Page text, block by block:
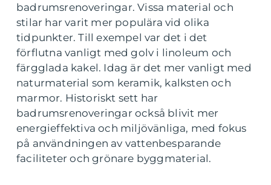
badrumsrenoveringar. Vissa material och
stilar har varit mer populära vid olika
tidpunkter. Till exempel var det i det
förflutna vanligt med golv i linoleum och
färgglada kakel. Idag är det mer vanligt med
naturmaterial som keramik, kalksten och
marmor. Historiskt sett har
badrumsrenoveringar också blivit mer
energieffektiva och miljövänliga, med fokus
på användningen av vattenbesparande
faciliteter och grönare byggmaterial.